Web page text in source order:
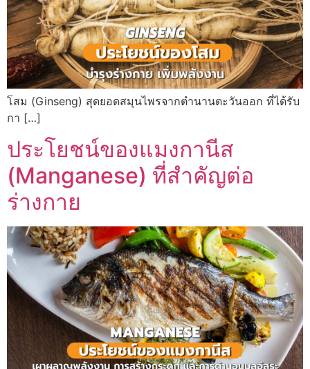
โสม (Ginseng) สุดยอดสมุนไพรจากตำนานตะวันออก ที่ได้รับ
กา […]
ประโยชน์ของแมงกานีส
(Manganese) ที่สำคัญต่อ
ร่างกาย